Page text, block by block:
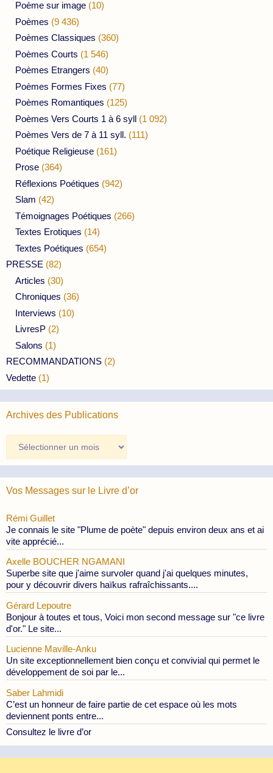
Poème sur image (10)
Poèmes (9 436)
Poèmes Classiques (360)
Poèmes Courts (1 546)
Poèmes Etrangers (40)
Poèmes Formes Fixes (77)
Poèmes Romantiques (125)
Poèmes Vers Courts 1 à 6 syll (1 092)
Poèmes Vers de 7 à 11 syll. (111)
Poétique Religieuse (161)
Prose (364)
Réflexions Poétiques (942)
Slam (42)
Témoignages Poétiques (266)
Textes Erotiques (14)
Textes Poétiques (654)
PRESSE (82)
Articles (30)
Chroniques (36)
Interviews (10)
LivresP (2)
Salons (1)
RECOMMANDATIONS (2)
Vedette (1)
Archives des Publications
des
Publications
Vos Messages sur le Livre d’or
Rémi Guillet
Je connais le site "Plume de poète" depuis environ deux ans et ai
vite apprécié...
Axelle BOUCHER NGAMANI
Superbe site que j'aime survoler quand j'ai quelques minutes,
pour y découvrir divers haïkus rafraîchissants....
Gérard Lepoutre
Bonjour à toutes et tous, Voici mon second message sur "ce livre
d'or." Le site...
Lucienne Maville-Anku
Un site exceptionnellement bien conçu et convivial qui permet le
développement de soi par le...
Saber Lahmidi
C’est un honneur de faire partie de cet espace où les mots
deviennent ponts entre...
Consultez le livre d’or